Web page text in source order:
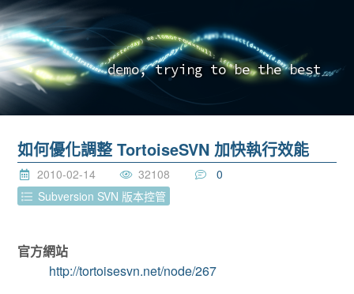
demo, tryi ng to be the best_
如何優化調整 TortoiseSVN 加快執行效能
2010-02-14 32108
0
Subversion SVN 版本控管
官方網站
http://tortoisesvn.net/node/267